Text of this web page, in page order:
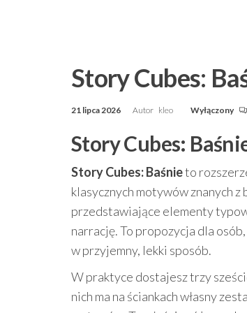
Story Cubes:
21 lipca 2026 Autor kleo Wyłączony
Story Cubes:
Story Cubes: Baśnieto
klasycznych motywów znanych
przedstawiające elementy
narrację. To propozycja dla
w przyjemny, lekki sposób.
W praktyce dostajesz trzy
nich ma na ściankach własny